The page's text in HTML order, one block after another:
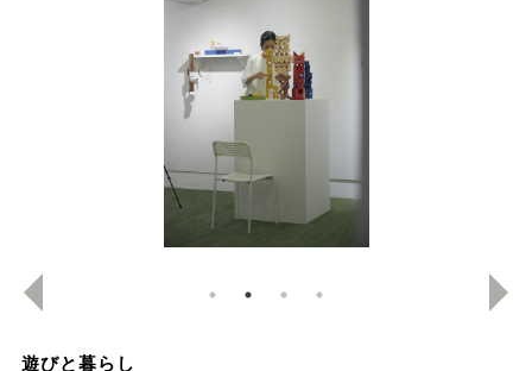
遊びと暮らし